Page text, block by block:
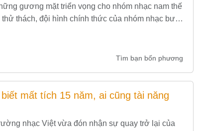
gương mặt triển vọng cho nhóm nhạc nam thế
thách, đội hình chính thức của nhóm nhạc bước
Tìm bạn bốn phương
mất tích 15 năm, ai cũng tài năng
nhạc Việt vừa đón nhận sự quay trở lại của